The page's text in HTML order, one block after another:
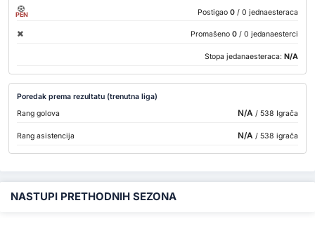
PEN Postigao 0 / 0 jednaesteraca
Promašeno 0 / 0 jedanaesterci
Stopa jedanaesteraca: N/A
Poredak prema rezultatu (trenutna liga)
Rang golova
N/A / 538 Igrača
Rang asistencija N/A / 538 igrača
NASTUPI PRETHODNIH SEZONA